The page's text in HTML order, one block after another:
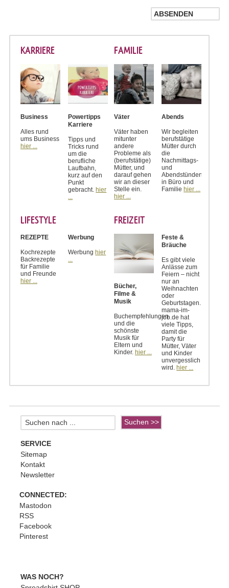
KARRIERE
Business
Alles rund
ums Business
hier ...
Powertipps
Karriere
Tipps und
Tricks rund
um die
berufliche
Laufbahn,
kurz auf den
Punkt
gebracht.hier
FAMILIE
Väter
Väter haben
mitunter
andere
Probleme als
(berufstätige)
Mütter, und
darauf gehen
wir an dieser
Stelle ein.
hier ...
Abends
Wir begleiten
berufstätige
Mütter durch
die
Nachmittags-
und
Abendstünden
in Büro und
Familiehier ...
LIFESTYLE
REZEPTE
Kochrezepte
Backrezepte
für Familie
und Freunde
hier ...
Werbung
Werbunghier
FREIZEIT
Bücher,
Filme &
Musik
Buchempfehlungen
und die
schönste
Musik für
Eltern und
Kinder. hier ...
Feste &
Bräuche
Es gibt viele
Anlässe zum
Feiern – nicht
nur an
Weihnachten
oder
Geburtstagen.
mama-im-
job.de hat
viele Tipps,
damit die
Party für
Mütter, Väter
und Kinder
unvergesslich
wird.hier ...
SERVICE
Sitemap
Kontakt
Newsletter
CONNECTED:
Mastodon
RSS
Facebook
Pinterest
WAS NOCH?